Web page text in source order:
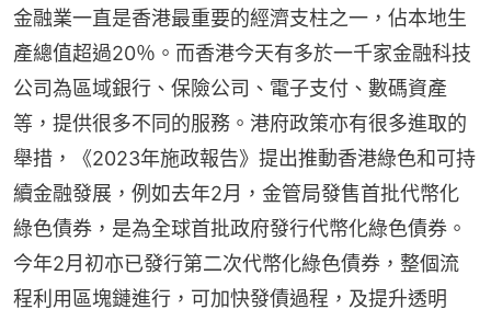
金融業一直是香港最重要的經濟支柱之一，佔本地生
產總值超過20％。而香港今天有多於一千家金融科技
公司為區域銀行、保險公司、電子支付、數碼資產
等，提供很多不同的服務。港府政策亦有很多進取的
舉措，《2023年施政報告》提出推動香港綠色和可持
續金融發展，例如去年2月，金管局發售首批代幣化
綠色債券，是為全球首批政府發行代幣化綠色債券。
今年2月初亦已發行第二次代幣化綠色債券，整個流
程利用區塊鏈進行，可加快發債過程，及提升透明